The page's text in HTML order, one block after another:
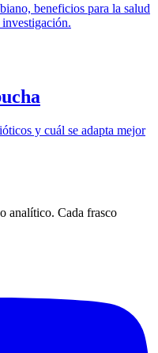
beneficios para la salud
y cuál se adapta mejor
analítico. Cada frasco